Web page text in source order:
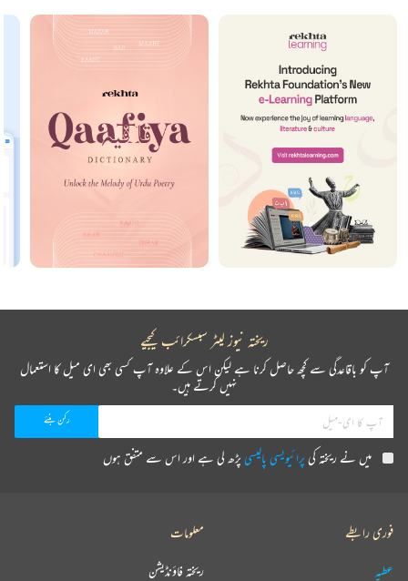
ریختہ نیوز لیٹر سبسکرائب کیجیے
آپ کو باقاعدگی سے کچھ حاصل کرنا ہے لیکن اس کے علاوہ آپ کسی بھی ای میل کا استعمال
نہیں کرتے ہیں۔
میں نے ریختہ کیپرائیویسی پالیسیپڑھ لی ہے اور اس سے متفق ہوں
فوری رابطے
عطیہ
معلومات
ریختہ فاؤنڈیشن